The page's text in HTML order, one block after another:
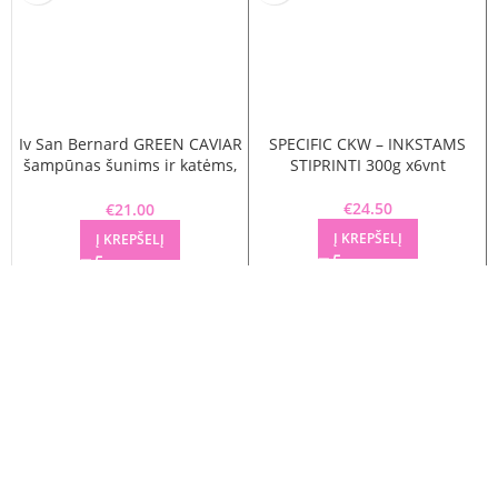
Iv San Bernard GREEN CAVIAR
šampūnas šunims ir katėms,
€21.00
Į KREPŠELĮ
SPECIFIC CKW – INKSTAMS
STIPRINTI 300g x6vnt
€24.50
Į KREPŠELĮ